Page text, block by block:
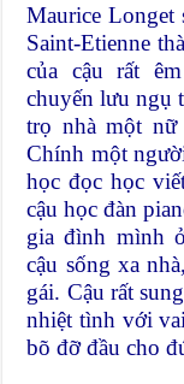
Maurice Longet
Saint-Etienne
của cậu rất
chuyến lưu ngụ
trọ nhà một nữ
Chính một
học đọc học
cậu học đàn
gia đình mình
cậu sống xa
gái. Cậu rất
nhiệt tình với
bõ đỡ đầu cho